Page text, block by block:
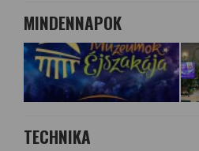
MINDENNAPOK
TECHNIKA